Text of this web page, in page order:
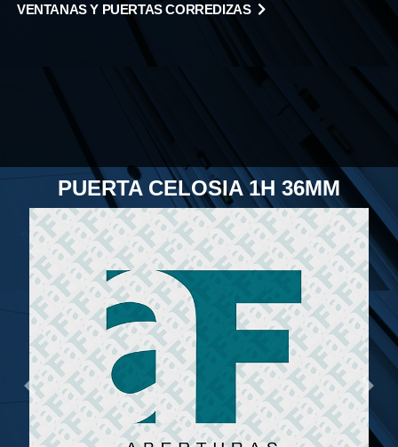
VENTANAS Y PUERTAS CORREDIZAS
PUERTA CELOSIA 1H 36MM
Previous Next